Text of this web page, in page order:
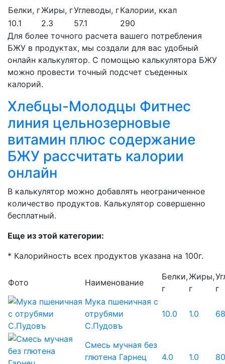
Белки, гЖиры, гУглеводы, гКалории, ккал
10.1
2.3 57.1
290
Для более точного расчета вашего потребления
БЖУ в продуктах, мы создали для вас удобный
онлайн калькулятор. С помощью калькулятора БЖУ
можно провести точный подсчет съеденных
калорий.
Хлебцы-Молодцы Фитнес
линия цельнозерновые
витамин плюс содержание
БЖУ рассчитать калории
онлайн
В калькулятор можно добавлять неограниченное
количество продуктов. Калькулятор совершенно
бесплатный.
Еще из этой категории:
* Калорийность всех продуктов указана на 100г.
Фото Наименование
Белки,
г
Жиры,
г
г
Мука пшеничная с
отрубями
С.Пудовъ
10.0 1.0
Смесь мучная без
глютена Гарнец
4.0 1.0